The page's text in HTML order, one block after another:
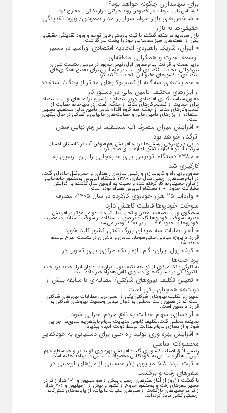
برای سهامداران چگونه خواهد بود؟
کارشناس بازار سرمایه در خصوص روند حرکتی بازار نکاتی را مطرح کرد.
شاخص‌های بازار سهام سوار بر مدار صعودی/ ورود نقدینگی
حقیقی‌ها به بازار
بازار سرمایه در هفته گذشته با ثبت بازدهی قابل توجه و ورود نقدینگی حقیقی،
یکی از هفته‌های سبز معاملاتی خود را پشت سر گذاشت.
ایران، شریک راهبردی اتحادیه اقتصادی اوراسیا در مسیر
توسعه تجارت و همگرایی منطقه‌ای
وزیر صمت با قرائت پیام معاون اول رئیس‌جمهور در دومین نشست شورای
بین‌دولتی اتحادیه اقتصادی اوراسیا، بر عزم ایران برای تعمیق همکاری‌های
اقتصادی با کشورهای عضو این اتحادیه تأکید کرد.
حمایت‌های سه‌گانه از کسب‌وکارهای متاثر از جنگ/ استفاده
از ابزارهای مختلف تأمین مالی در دستور کار
معاون سیاست‌گذاری اقتصادی وزیر اقتصاد با تشریح برنامه‌های وزارت اقتصاد
برای حمایت از کسب‌وکار‌های متاثر از جنگ، گفت: در دبیرخانه حمایت از
کسب‌وکار‌های متاثر از جنگ، سه گروه اقدام شامل تأمین مالی مستقیم، تسهیل
استفاده از ابزار‌های تأمین مالی و حمایت‌های مالیاتی و گمرکی در حال پیگیری
است.
افزایش میزان مصرف آب مستقیماً بر رقم نهایی قبض
اثرگذار خواهد بود
در پی طرح برخی پرسش‌ها درباره افزایش رقم قبوض آب در تابستان امسال،
شرکت آب و فاضلاب کشور اطلاعیه ای صادر کرد.
۷۳۸۰ دستگاه اتوبوس برای جابه‌جایی زائران اربعین به
کارگیری شد
معاون وزیر راه و شهرسازی و رئیس سازمان راهداری و حمل‌ونقل جاده‌ای گفت:
در ایام سفرهای اربعین سال جاری، ۷۳۸۰ دستگاه اتوبوس به‌منظور جابه‌جایی
زائران حسینی به‌ کار گرفته شده و نسبت به اربعین سال گذشته با افزایش
مشارکت حدود ۱۰۰۰ دستگاه اتوبوس همراه بوده است.
واردات ۲۵ هزار خودروی کارکرده در سال ۱۴۰۵/ مصرف
سوخت خودرو‌ها قابلیت کاهش دارد
سخنگوی وزارت صنعت، معدن و تجارت با اشاره به عوامل مؤثر بر افزایش
مصرف سوخت خودرو‌ها گفت: در صورت استفاده از سوخت استاندارد، مصرف
خودرو‌ها به حدود ۷.۲ لیتر در ۱۰۰ کیلومتر می‌رسد.
آغاز عملیات سه میدان بزرگ نفتی کشور کلید خورد
قرارداد پروژه میادین نفتی سومار، سامان و دلاوران در نشست طرح توسعه
منعقد شد.
کیف پول ایران؛ گام تازه بانک مرکزی برای تحول در
پرداخت‌ها
به تازگی بانک مرکزی از توسعه «کیف پول ایران» به عنوان ابزار جدید پرداخت
الکترونیکی بر بستر کد‌های دستوری تلفن همراه خبر داده است.
تعیین تکلیف نیروهای شرکتی/ مطالبه‌ای با سابقه بیش از
دو دهه همچنان باقی است
تعیین و تکلیف نیرو‌های شرکتی یکی از اصلی‌ترین مطالبات نیرو‌های شرکتی
است که در همین راستا مجلس به دنبال تبدیل وضعیت نیرو‌های شرکتی به
قرارداد معین است.
آزادسازی سهام عدالت به نفع مردم اجرایی شود
نماینده مجلس گفت:تکلیف قانونی مدیریت سهام بایدهرچه سریع‌تر اجرایی
شود و آزادسازی سهام عدالت توسط دولت انجام بپذیرد.
افزایش بهره وری تولید راه حلی برای دستیابی به خودکفایی
محصولات اساسی
رئیس اتاق اصناف کشاورزی گفت: افزایش بهره وری تولید در واحد سطح مهم
ترین راهکار دستیابی به خودکفایی محصولات اساسی در برنامه هفتم است.
ثبت تردد ۵.۸ میلیون زائر حسینی از مرزهای اربعینی در
سفرهای رفت و برگشت
با گذشت ۲۱ روز از آغاز سفرهای اربعین، بیش از سه میلیون و ۱۰۲ هزار زائر در
مسیر سفرهای رفت و به‌منظور خروج از کشور و بیش از ۲ میلیون و ۷۶۶ هزار
زائر در مسیرهای بازگشت از سفرهای عتبات عالیات، از پایانه‌های شش‌گانه
اربعینی کشور تردد کرده‌اند.